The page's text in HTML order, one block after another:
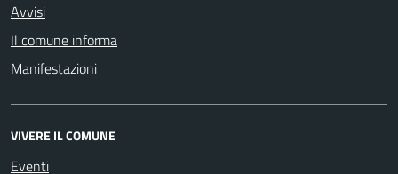
Avvisi
Il comune informa
Manifestazioni
VIVERE IL COMUNE
Eventi